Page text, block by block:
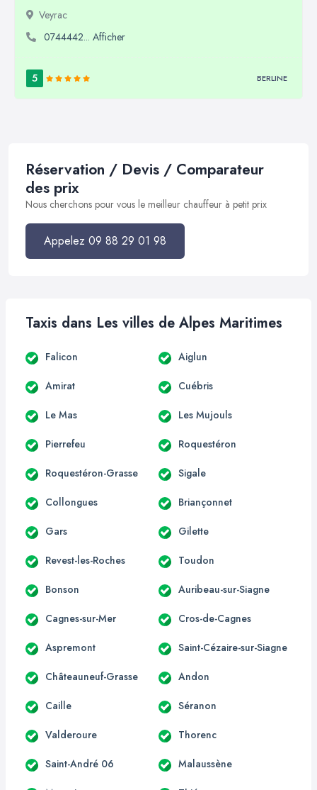
Veyrac
0744442... Afficher
5 BERLINE
Réservation / Devis / Comparateur
des prix
Nous cherchons pour vous le meilleur chauffeur à petit prix
Appelez 09 88 29 01 98
Taxis dans Les villes de Alpes Maritimes
Falicon Aiglun
Amirat Cuébris
Le Mas Les Mujouls
Pierrefeu Roquestéron
Roquestéron-Grasse Sigale
Collongues Briançonnet
Gars Gilette
Revest-les-Roches Toudon
Bonson Auribeau-sur-Siagne
Cagnes-sur-Mer Cros-de-Cagnes
Aspremont Saint-Cézaire-sur-Siagne
Châteauneuf-Grasse Andon
Caille Séranon
Valderoure Thorenc
Saint-André 06 Malaussène